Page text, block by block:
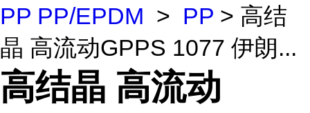
PP PP/EPDM > PP > 高结
晶 高流动GPPS 1077 伊朗...
高结晶 高流动